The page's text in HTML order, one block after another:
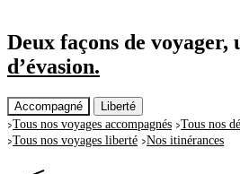
Deux façons de voyager,
d’évasion.
Accompagné
Liberté
Tous nos voyages accompagnés
Tous nos
Tous nos voyages liberté
Nos itinérances